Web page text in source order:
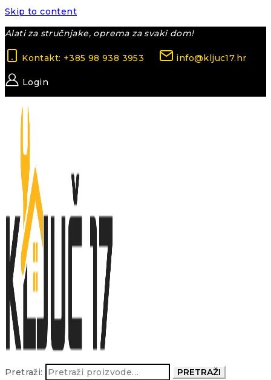
Skip to content
Alati za stručnjake, oprema za svaki dom!
Kontakt: +385 98 938 3953 info@kljuc17.hr
Login
Pretraži: PRETRAŽI